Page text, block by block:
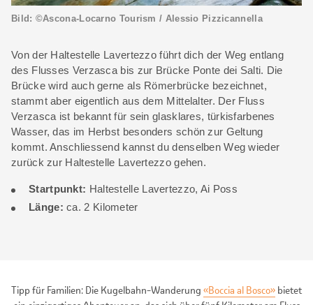
Bild: ©Ascona-Locarno Tourism / Alessio Pizzicannella
Von der Haltestelle Lavertezzo führt dich der Weg entlang
des Flusses Verzasca bis zur Brücke Ponte dei Salti. Die
Brücke wird auch gerne als Römerbrücke bezeichnet,
stammt aber eigentlich aus dem Mittelalter. Der Fluss
Verzasca ist bekannt für sein glasklares, türkisfarbenes
Wasser, das im Herbst besonders schön zur Geltung
kommt. Anschliessend kannst du denselben Weg wieder
zurück zur Haltestelle Lavertezzo gehen.
Startpunkt: Haltestelle Lavertezzo, Ai Poss
Länge: ca. 2 Kilometer
Tipp für Familien: Die Kugelbahn-Wanderung «Boccia al Bosco» bietet